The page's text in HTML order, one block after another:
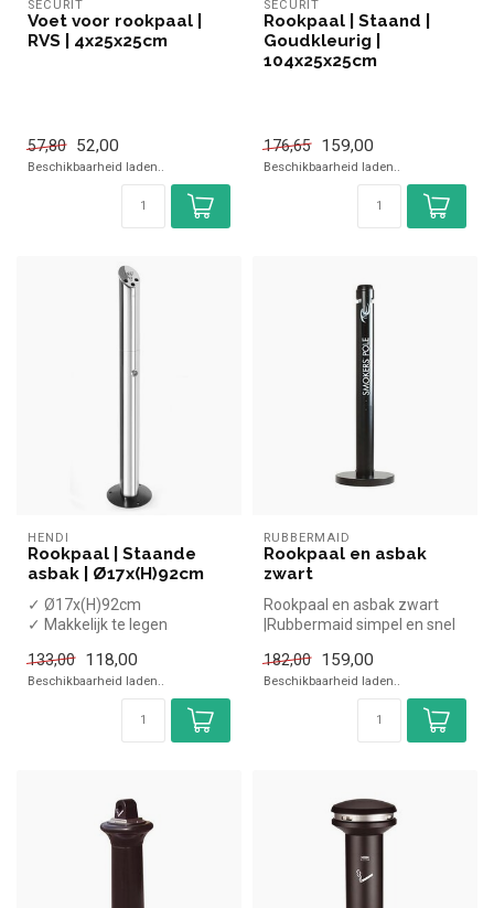
SECURIT
Voet voor rookpaal |
RVS | 4x25x25cm
57,80 52,00
Beschikbaarheid laden..
SECURIT
Rookpaal | Staand |
Goudkleurig |
104x25x25cm
176,65 159,00
Beschikbaarheid laden..
HENDI
Rookpaal | Staande
asbak | Ø17x(H)92cm
✓ Ø17x(H)92cm
✓ Makkelijk te legen
133,00
118,00
Beschikbaarheid laden..
RUBBERMAID
Rookpaal en asbak
zwart
Rookpaal en asbak zwart
|Rubbermaid simpel en snel
Over...
182,00 159,00
Beschikbaarheid laden..